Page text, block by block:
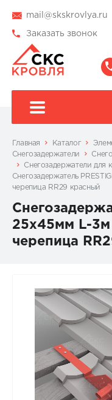
mail@skskrovlya.ru
Заказать звонок
Главная Каталог
Снегозадержатели
Снегозадержатели для
Снегозадержатель
черепица RR29 красный
25х45мм L-3м
черепица